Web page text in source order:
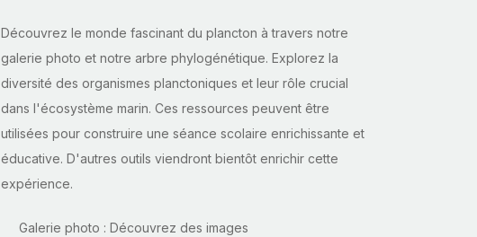
Découvrez le monde fascinant du plancton à travers notre
galerie photo et notre arbre phylogénétique. Explorez la
diversité des organismes planctoniques et leur rôle crucial
dans l'écosystème marin. Ces ressources peuvent être
utilisées pour construire une séance scolaire enrichissante et
éducative. D'autres outils viendront bientôt enrichir cette
expérience.
Galerie photo : Découvrez des images